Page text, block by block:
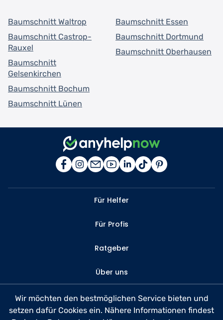
Baumschnitt Waltrop
Baumschnitt Castrop-
Rauxel
Baumschnitt
Gelsenkirchen
Baumschnitt Bochum
Baumschnitt Lünen
Baumschnitt Essen
Baumschnitt Dortmund
Baumschnitt Oberhausen
Für Helfer
Für Profis
Ratgeber
Über uns
Kontakt
Wir möchten den bestmöglichen Service bieten und
setzen dafür Cookies ein. Nähere Informationen findest